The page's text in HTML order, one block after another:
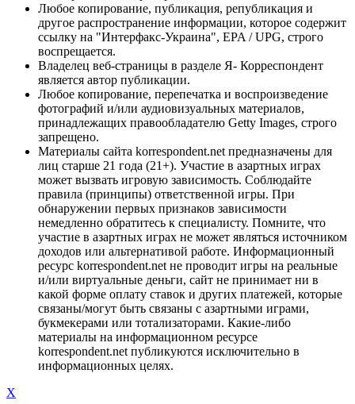
Любое копирование, публикация, републикация и
другое распространение информации, которое содержит
ссылку на "Интерфакс-Украина", EPA / UPG, строго
воспрещается.
Владелец веб-страницы в разделе Я- Корреспондент
является автор публикации.
Любое копирование, перепечатка и воспроизведение
фотографий и/или аудиовизуальных материалов,
принадлежащих правообладателю Getty Images, строго
запрещено.
Материалы сайта korrespondent.net предназначены для
лиц старше 21 года (21+). Участие в азартных играх
может вызвать игровую зависимость. Соблюдайте
правила (принципы) ответственной игры. При
обнаружении первых признаков зависимости
немедленно обратитесь к специалисту. Помните, что
участие в азартных играх не может являться источником
доходов или альтернативой работе. Информационный
ресурс korrespondent.net не проводит игры на реальные
и/или виртуальные деньги, сайт не принимает ни в
какой форме оплату ставок и других платежей, которые
связаны/могут быть связаны с азартными играми,
букмекерами или тотализаторами. Какие-либо
материалы на информационном ресурсе
korrespondent.net публикуются исключительно в
информационных целях.
X